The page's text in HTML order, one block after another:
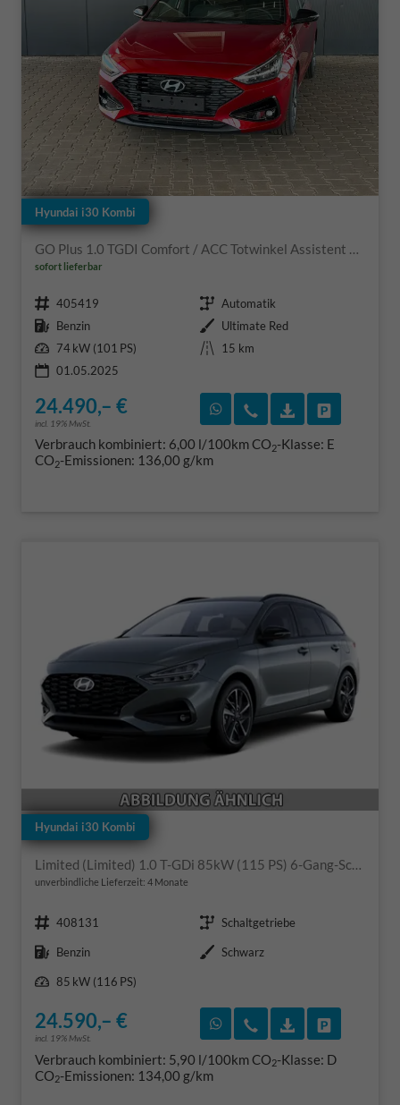
Hyundai i30 Kombi
GO Plus 1.0 TGDI Comfort / ACC Totwinkel Assistent Sitz + Lenkradheizung Alu 17"
sofort lieferbar
Fahrzeugnr. 405419 Getriebe Automatik
Kraftstoff Benzin Außenfarbe Ultimate Red
Leistung 74 kW (101 PS) Kilometerstand
15 km
01.05.2025
24.490,– €
incl. 19% MwSt.
Rückruf vereinbaren
Wir rufen Sie an
Verbrauch kombiniert: 6,00 l/100kmCO2-Klasse: E
CO2-Emissionen: 136,00 g/km
Hyundai i30 Kombi
Limited (Limited) 1.0 T-GDi 85kW (115 PS) 6-Gang-Schaltgetriebe
unverbindliche Lieferzeit: 4 Monate
Fahrzeugnr. 408131 Getriebe Schaltgetriebe
Kraftstoff Benzin Außenfarbe Schwarz
Leistung 85 kW (116 PS)
24.590,– €
incl. 19% MwSt.
Rückruf vereinbaren
Wir rufen Sie an
Verbrauch kombiniert: 5,90 l/100kmCO2-Klasse: D
CO2-Emissionen: 134,00 g/km